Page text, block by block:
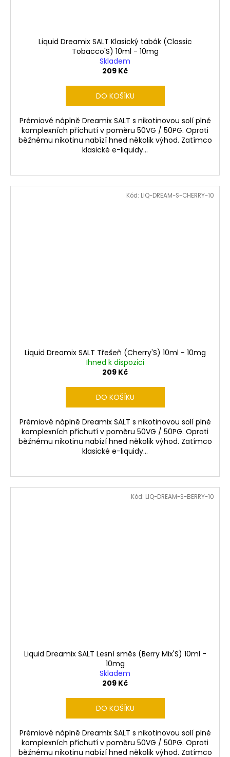
Liquid Dreamix SALT Klasický tabák (Classic
Tobacco'S) 10ml - 10mg
Skladem
209 Kč
DO KOŠÍKU
Prémiové náplně Dreamix SALT s nikotinovou solí plné
komplexních příchutí v poměru 50VG / 50PG. Oproti
běžnému nikotinu nabízí hned několik výhod. Zatímco
klasické e-liquidy...
Liquid Dreamix SALT Třešeň (Cherry'S) 10ml - 10mg
Ihned k dispozici
209 Kč
DO KOŠÍKU
Prémiové náplně Dreamix SALT s nikotinovou solí plné
komplexních příchutí v poměru 50VG / 50PG. Oproti
běžnému nikotinu nabízí hned několik výhod. Zatímco
klasické e-liquidy...
Kód: LIQ-DREAM-S-CHERRY-10
Liquid Dreamix SALT Lesní směs (Berry Mix'S) 10ml -
10mg
Skladem
209 Kč
DO KOŠÍKU
Prémiové náplně Dreamix SALT s nikotinovou solí plné
komplexních příchutí v poměru 50VG / 50PG. Oproti
běžnému nikotinu nabízí hned několik výhod. Zatímco
Kód: LIQ-DREAM-S-BERRY-10